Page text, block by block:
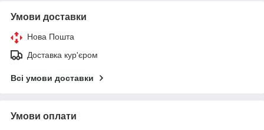
Умови доставки
Нова Пошта
Доставка кур'єром
Всі умови доставки
Умови оплати